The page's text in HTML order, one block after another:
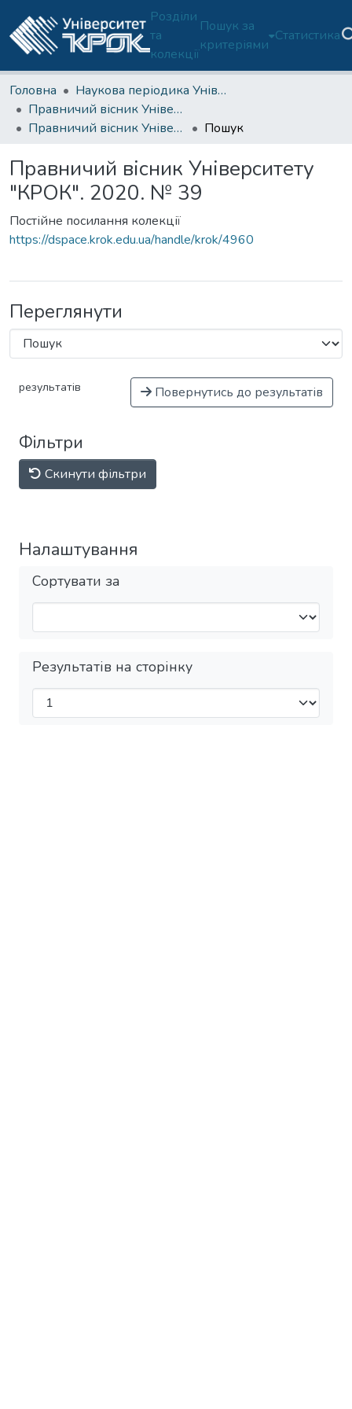
Розділи
та
колекції
Пошук за
критеріями
Статистика
Головна
Наукова періодика Університету
Правничий вісник Університету "КРОК"
Правничий вісник Університету "КРОК". 2020. № 39
Пошук
Правничий вісник Університету
"КРОК". 2020. № 39
Постійне посилання колекції
https://dspace.krok.edu.ua/handle/krok/4960
Переглянути
результатів Повернутись до результатів
Фільтри
Скинути фільтри
Налаштування
Сортувати за
Результатів на сторінку